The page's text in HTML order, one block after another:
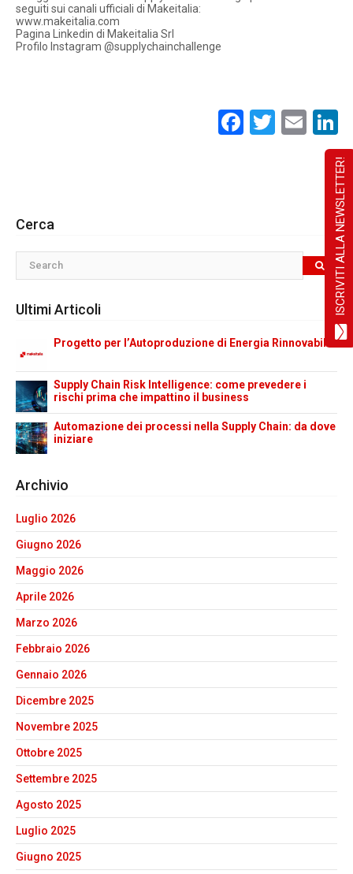
seguiti sui canali ufficiali di Makeitalia:
www.makeitalia.com
Pagina Linkedin di Makeitalia Srl
Profilo Instagram @supplychainchallenge
Facebook
Cerca
Ultimi Articoli
Progetto per l’Autoproduzione di Energia Rinnovabile
Supply Chain Risk Intelligence: come prevedere i
rischi prima che impattino il business
Automazione dei processi nella Supply Chain: da dove
iniziare
Archivio
Luglio 2026
Giugno 2026
Maggio 2026
Aprile 2026
Marzo 2026
Febbraio 2026
Gennaio 2026
Dicembre 2025
Novembre 2025
Ottobre 2025
Settembre 2025
Agosto 2025
Luglio 2025
Giugno 2025
ISCRIVITI ALLA NEWSLETTER!